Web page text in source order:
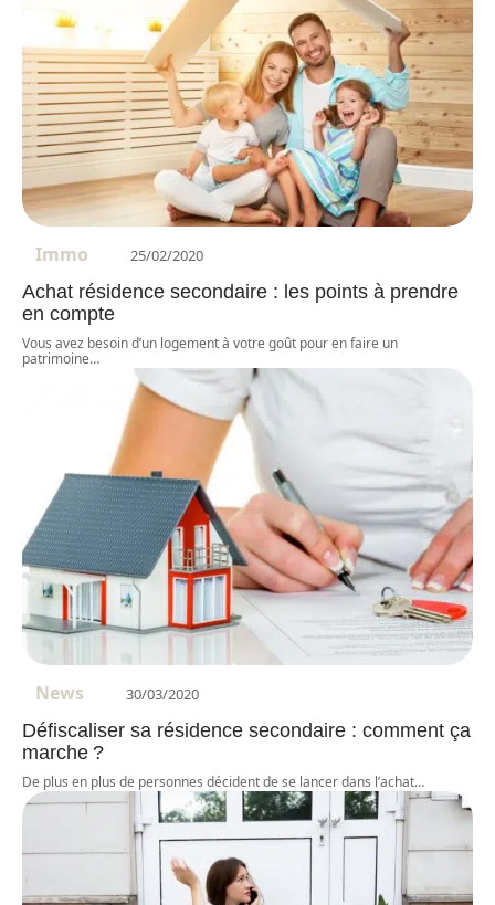
Immo 25/02/2020
Achat résidence secondaire : les points à prendre
en compte
Vous avez besoin d’un logement à votre goût pour en faire un
patrimoine…
News 30/03/2020
Défiscaliser sa résidence secondaire : comment ça
marche ?
De plus en plus de personnes décident de se lancer dans l’achat…